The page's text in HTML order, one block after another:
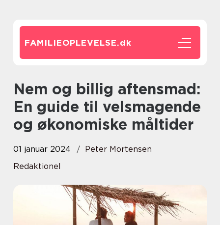
FAMILIEOPLEVELSE.dk
Nem og billig aftensmad:
En guide til velsmagende
og økonomiske måltider
01 januar 2024
Peter Mortensen
Redaktionel